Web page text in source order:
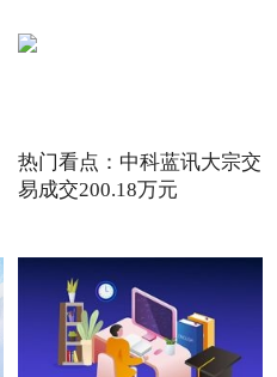
热门看点：中科蓝讯大宗交
易成交200.18万元